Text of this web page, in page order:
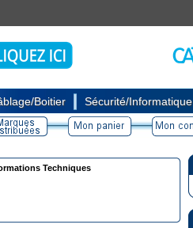
Boitier Sécurité/Informatique
Techniques